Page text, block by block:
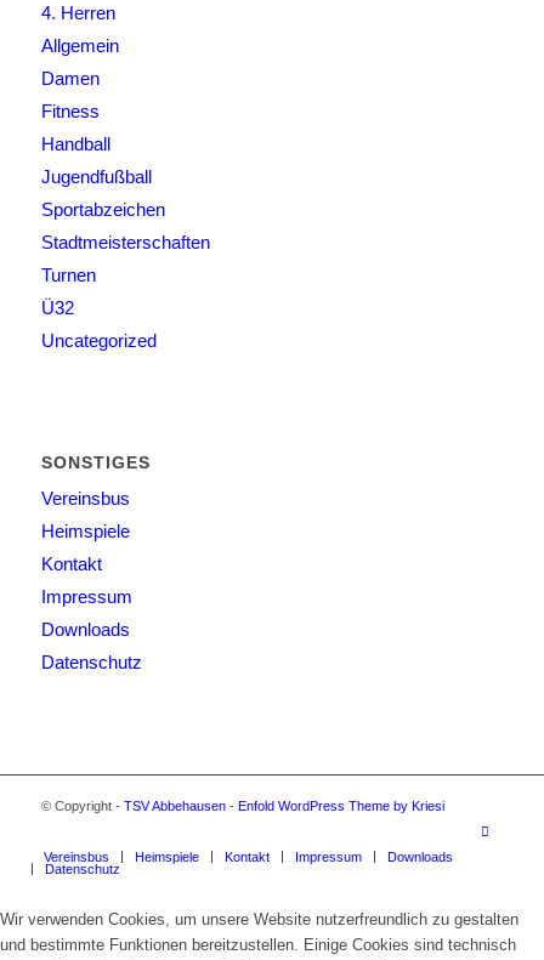
4. Herren
Allgemein
Damen
Fitness
Handball
Jugendfußball
Sportabzeichen
Stadtmeisterschaften
Turnen
Ü32
Uncategorized
SONSTIGES
Vereinsbus
Heimspiele
Kontakt
Impressum
Downloads
Datenschutz
© Copyright - TSV Abbehausen- Enfold WordPress Theme by Kriesi
Vereinsbus Heimspiele Kontakt Impressum
Downloads
Datenschutz
Wir verwenden Cookies, um unsere Website nutzerfreundlich zu gestalten
und bestimmte Funktionen bereitzustellen. Einige Cookies sind technisch